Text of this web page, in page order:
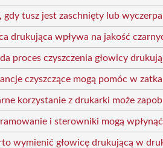
gdy tusz jest zaschnięty lub
drukująca wpływa na jakość
proces czyszczenia głowicy
czyszczące mogą pomóc w
korzystanie z drukarki może
i sterowniki mogą
wymienić głowicę drukującą w